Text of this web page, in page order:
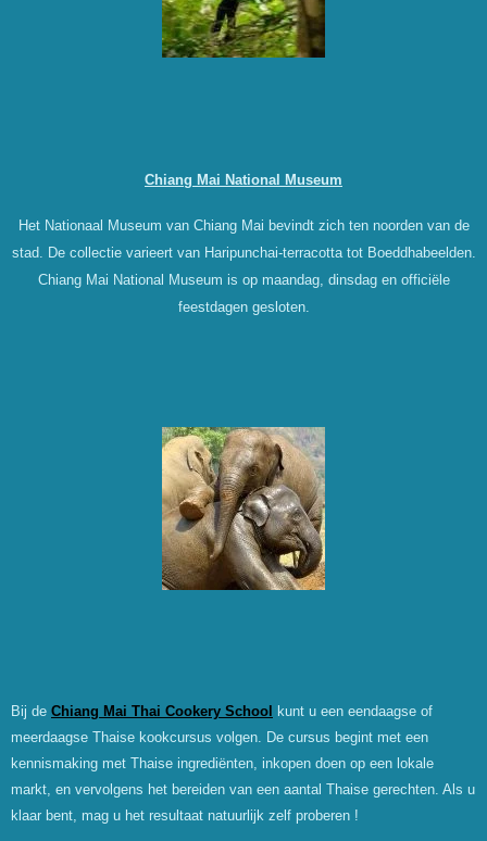
Chiang Mai National Museum
Het Nationaal Museum van Chiang Mai bevindt zich ten noorden van de
stad. De collectie varieert van Haripunchai-terracotta tot Boeddhabeelden.
Chiang Mai National Museum is op maandag, dinsdag en officiële
feestdagen gesloten.
Bij de Chiang Mai Thai Cookery School kunt u een eendaagse of
meerdaagse Thaise kookcursus volgen. De cursus begint met een
kennismaking met Thaise ingrediënten, inkopen doen op een lokale
markt, en vervolgens het bereiden van een aantal Thaise gerechten. Als u
klaar bent, mag u het resultaat natuurlijk zelf proberen !